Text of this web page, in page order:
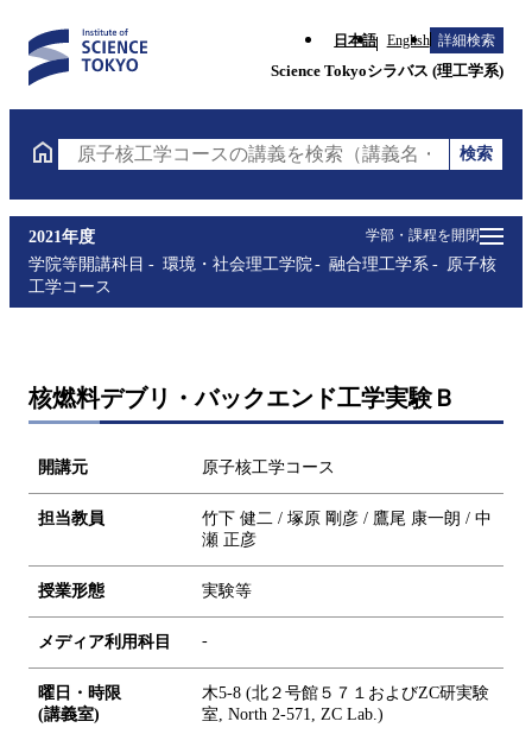
日本語 English 詳細検索
Science Tokyoシラバス (理工学系)
原子核工学コースの講義を検索（講義名・科目コード
検索
学部・課程を開閉
2021年度
学院等開講科目
環境・社会理工学院 融合理工学系
原子核
工学コース
核燃料デブリ・バックエンド工学実験Ｂ
開講元 原子核工学コース
担当教員
竹下 健二 / 塚原 剛彦 / 鷹尾 康一朗 / 中
瀬 正彦
授業形態 実験等
メディア利用科目 -
曜日・時限
(講義室)
木5-8 (北２号館５７１およびZC研実験
室, North 2-571, ZC Lab.)